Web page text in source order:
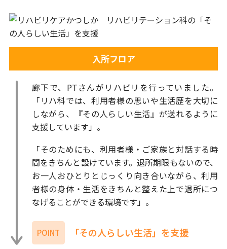
入所フロア
廊下で、PTさんがリハビリを行っていました。
「リハ科では、利用者様の思いや生活歴を大切に
しながら、『その人らしい生活』が送れるように
支援しています」。
「そのためにも、利用者様・ご家族と対話する時
間をきちんと設けています。退所期限もないので、
お一人おひとりとじっくり向き合いながら、利用
者様の身体・生活をきちんと整えた上で退所につ
なげることができる環境です」。
POINT 「その人らしい生活」を支援